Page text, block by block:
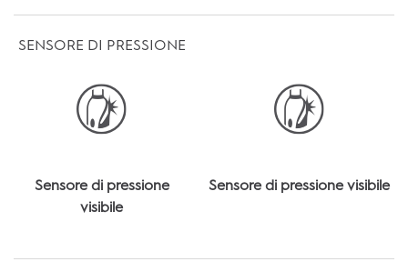
SENSORE DI PRESSIONE
Sensore di pressione
visibile
Sensore di pressione visibile